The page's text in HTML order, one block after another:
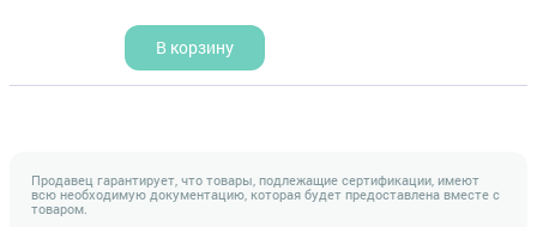
В корзину
Продавец гарантирует, что товары, подлежащие сертификации, имеют
всю необходимую документацию, которая будет предоставлена вместе с
товаром.